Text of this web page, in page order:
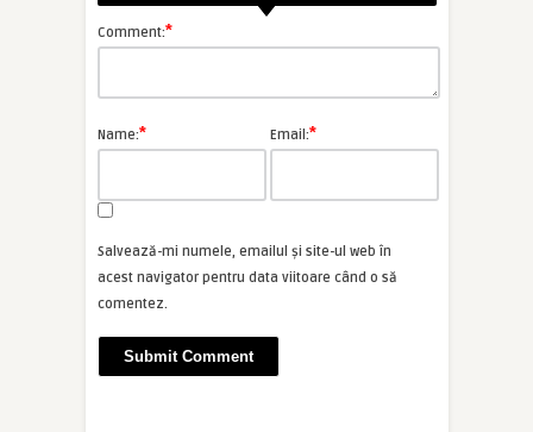
Comment:*
Name:* Email:*
Salvează-mi numele, emailul și site-ul web în
acest navigator pentru data viitoare când o să
comentez.